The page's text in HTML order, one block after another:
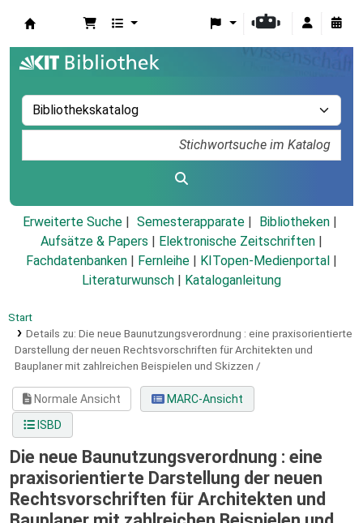
Erweiterte Suche Semesterapparate
Bibliotheken
Aufsätze & Papers
Elektronische Zeitschriften
Fachdatenbanken
Fernleihe KITopen-Medienportal
Literaturwunsch
Kataloganleitung
Start
Details zu: Die neue Baunutzungsverordnung : eine praxisorientierte
Darstellung der neuen Rechtsvorschriften für Architekten und
Bauplaner mit zahlreichen Beispielen und Skizzen /
Normale Ansicht
MARC-Ansicht
ISBD
Die neue Baunutzungsverordnung : eine
praxisorientierte Darstellung der neuen
Rechtsvorschriften für Architekten und